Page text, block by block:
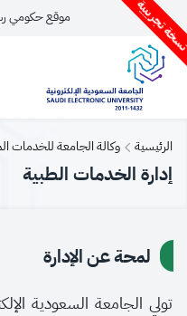
تجريبية موقع حكومي
الرئيسية وكالة الجامعة للخدمات
إدارة الخدمات الطبية
لمحة عن الإدارة
تولي الجامعة السعودية